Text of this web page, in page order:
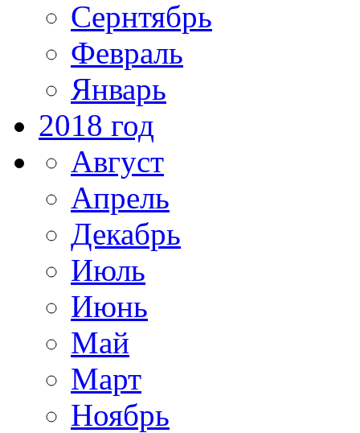
Сернтябрь
Февраль
Январь
2018 год
Август
Апрель
Декабрь
Июль
Июнь
Май
Март
Ноябрь